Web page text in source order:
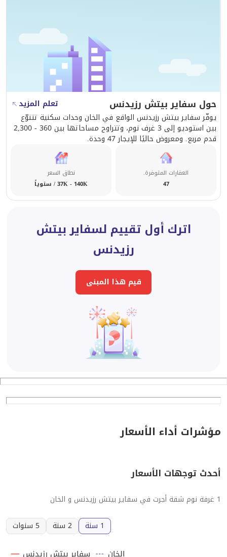
حول سفاير بيتش رزيدنس
تعلم المزيد
يوفّر سفاير بيتش رزيدنس الواقع في الخان وحدات سكنية تتنوّع
بين استوديو إلى 3 غرف نوم، وتتراوح مساحاتها بين 360 - 2,300
قدم مربع. ومعروض حاليًا للإيجار 47 وحدة.
العقارات المتوفرة.
47
نطاق السعر
37K - 140K / سنوياً
اترك أول تقييم لسفاير بيتش
رزيدنس
قيم هذا المبنى
مؤشرات أداء الأسعار
أحدث توجهات الأسعار
1 غرفة نوم شقة أجرت في سفاير بيتش رزيدنس و الخان
1 سنة
2 سنة 5 سنوات